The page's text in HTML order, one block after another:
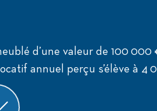
d’une valeur de 100
annuel perçu s’élève à 4